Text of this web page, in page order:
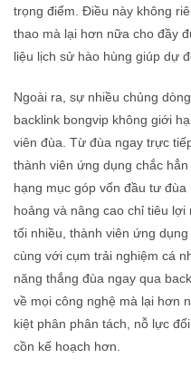
trọng điểm. Điều này không
thao mà lại hơn nữa cho đầy
liệu lịch sử hào hùng giúp dự
Ngoài ra, sự nhiều chủng
backlink bongvip không giới
viên đùa. Từ đùa ngay trực
thành viên ứng dụng chắc
hạng mục góp vốn đầu tư
hoảng và nâng cao chỉ tiêu
tối nhiều, thành viên ứng
cùng với cụm trải nghiệm cá
năng thắng đùa ngay qua
về mọi công nghệ mà lại hơn
kiệt phân phân tách, nỗ lực
cồn kế hoạch hơn.